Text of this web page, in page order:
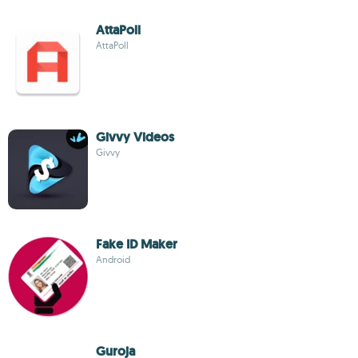
AttaPoll
AttaPoll
Givvy Videos
Givvy
Fake ID Maker
Android
Guroja